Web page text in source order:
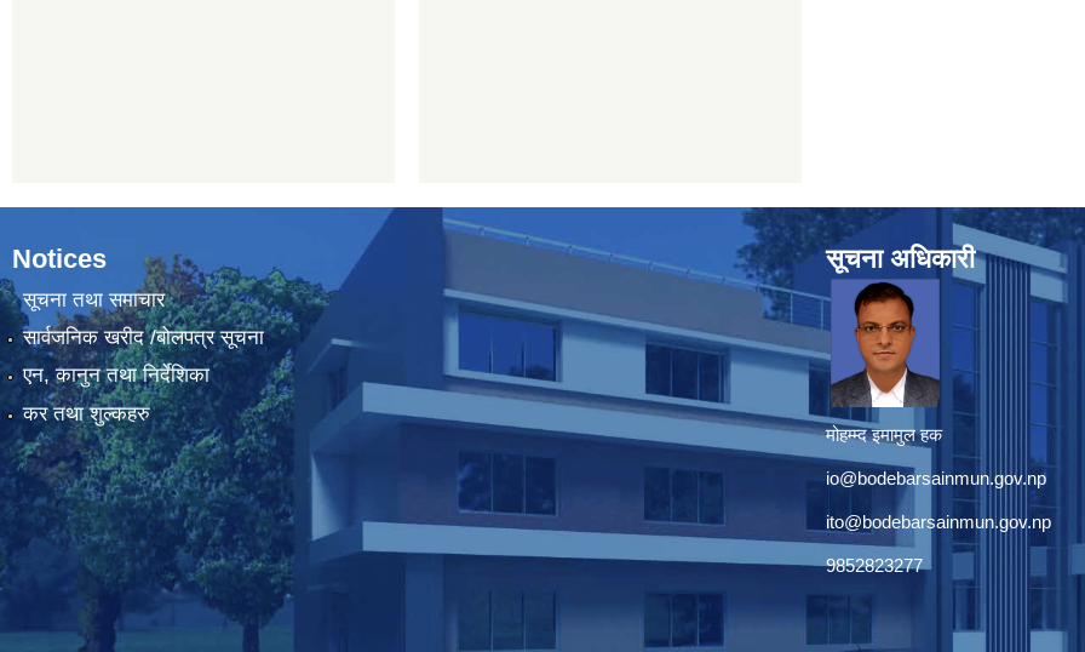
Notices
सूचना तथा समाचार
सार्वजनिक खरीद /बोलपत्र सूचना
एन, कानुन तथा निर्देशिका
कर तथा शुल्कहरु
सूचना अधिकारी
मोहम्म्द इमामुल हक
io@bodebarsainmun.gov.np
ito@bodebarsainmun.gov.np
9852823277